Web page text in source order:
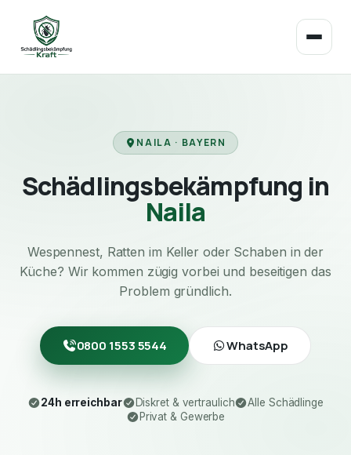
NAILA · BAYERN
Schädlingsbekämpfung in
Naila
Wespennest, Ratten im Keller oder Schaben in der
Küche? Wir kommen zügig vorbei und beseitigen das
Problem gründlich.
0800 1553 5544 WhatsApp
24h erreichbar Diskret & vertraulich
Alle Schädlinge
Privat & Gewerbe